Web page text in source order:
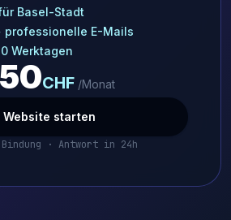
Basel-Stadt
E-Mails
Werktagen
CHF /Monat
Website starten
Bindung · Antwort in 24h